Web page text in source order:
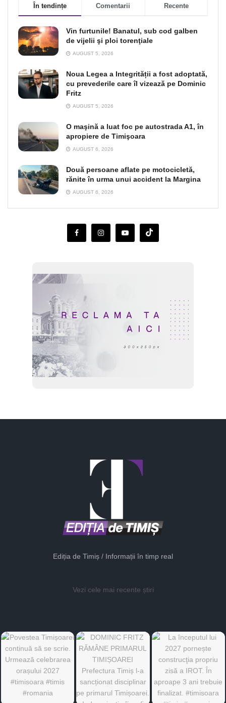
În tendințe Comentarii Recente
Vin furtunile! Banatul, sub cod galben
de vijelii şi ploi torenţiale
AUGUST 5, 2026
Noua Legea a Integrității a fost adoptată,
cu prevederile care îl vizează pe Dominic
Fritz
AUGUST 5, 2026
O maşină a luat foc pe autostrada A1, în
apropiere de Timişoara
AUGUST 6, 2026
Două persoane aflate pe motocicletă,
rănite în urma unui accident la Margina
AUGUST 6, 2026
Ediția de Timiș / Informații în timp real
Vezi cele mai recente știri